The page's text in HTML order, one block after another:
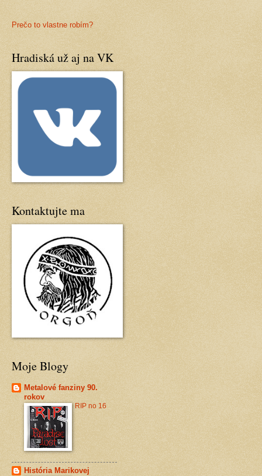
Prečo to vlastne robím?
Hradiská už aj na VK
Kontaktujte ma
Moje Blogy
Metalové fanziny 90.
rokov
RIP no 16
História Marikovej